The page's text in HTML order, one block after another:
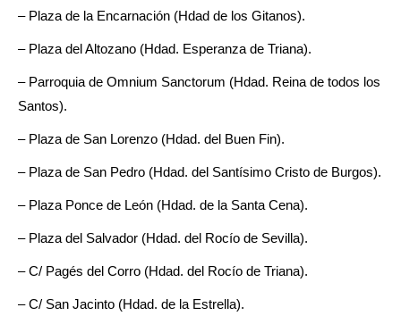
– Plaza de la Encarnación (Hdad de los Gitanos).
– Plaza del Altozano (Hdad. Esperanza de Triana).
– Parroquia de Omnium Sanctorum (Hdad. Reina de todos los
Santos).
– Plaza de San Lorenzo (Hdad. del Buen Fin).
– Plaza de San Pedro (Hdad. del Santísimo Cristo de Burgos).
– Plaza Ponce de León (Hdad. de la Santa Cena).
– Plaza del Salvador (Hdad. del Rocío de Sevilla).
– C/ Pagés del Corro (Hdad. del Rocío de Triana).
– C/ San Jacinto (Hdad. de la Estrella).